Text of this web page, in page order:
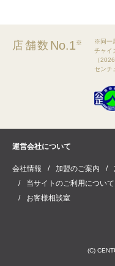
店舗数 No.1※
※同一
チャイ
（
センチ
運営会社について
会社情報 加盟のご案内
当サイトのご利用について
お客様相談室
(C)